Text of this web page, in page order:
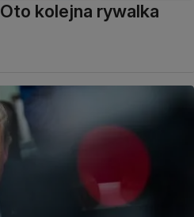
kolejna rywalka